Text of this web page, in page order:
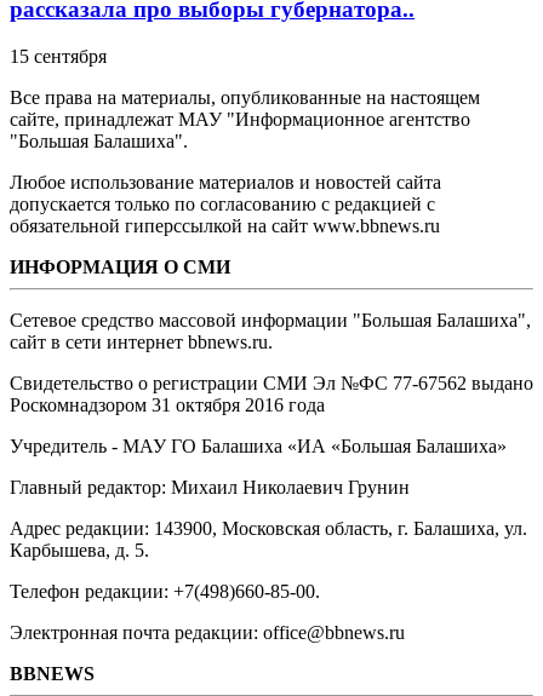
рассказала про выборы губернатора..
15 сентября
Все права на материалы, опубликованные на настоящем
сайте, принадлежат МАУ "Информационное агентство
"Большая Балашиха".
Любое использование материалов и новостей сайта
допускается только по согласованию с редакцией с
обязательной гиперссылкой на сайт www.bbnews.ru
ИНФОРМАЦИЯ О СМИ
Сетевое средство массовой информации "Большая Балашиха",
сайт в сети интернет bbnews.ru.
Свидетельство о регистрации СМИ Эл №ФС ‎77-67562 выдано
Роскомнадзором 31 октября 2016 года
Учредитель - МАУ ГО Балашиха «ИА «Большая Балашиха»
Главный редактор: Михаил Николаевич Грунин
Адрес редакции: 143900, Московская область, г. Балашиха, ул.
Карбышева, д. 5.
Телефон редакции: +7(498)660-85-00.
Электронная почта редакции: office@bbnews.ru
BBNEWS